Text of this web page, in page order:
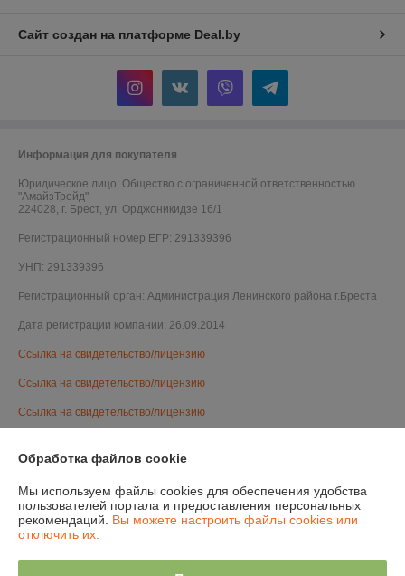
Сайт создан на платформе Deal.by
Информация для покупателя
Юридическое лицо: Общество с ограниченной ответственностью
"АмайзТрейд"
224028, г. Брест, ул. Орджоникидзе 16/1
Регистрационный номер ЕГР: 291339396
УНП: 291339396
Регистрационный орган: Администрация Ленинского района г.Бреста
Дата регистрации компании: 26.09.2014
Ссылка на свидетельство/лицензию
Ссылка на свидетельство/лицензию
Ссылка на свидетельство/лицензию
Ссылка на свидетельство/лицензию
Ссылка на свидетельство/лицензию
Ссылка на свидетельство/лицензию
Обработка файлов cookie
Мы используем файлы cookies для обеспечения удобства
пользователей портала и предоставления персональных
рекомендаций. Вы можете настроить файлы cookies или
отключить их.